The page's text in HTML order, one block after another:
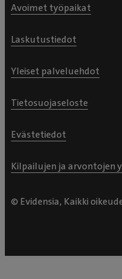
Avoimet työpaikat
Laskutustiedot
Yleiset palveluehdot
Tietosuojaseloste
Evästetiedot
Kilpailujen ja arvontojen
© Evidensia, Kaikki